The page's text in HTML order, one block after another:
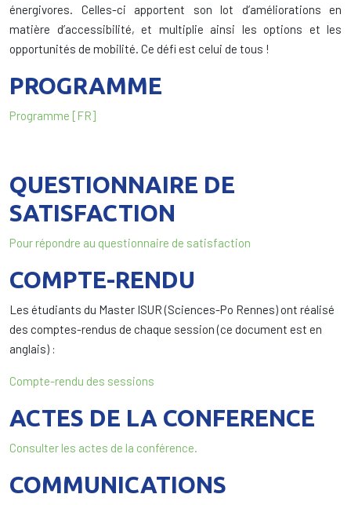
énergivores. Celles-ci apportent son lot d’améliorations en
matière d’accessibilité, et multiplie ainsi les options et les
opportunités de mobilité. Ce défi est celui de tous !
PROGRAMME
Programme [FR]
QUESTIONNAIRE DE
SATISFACTION
Pour répondre au questionnaire de satisfaction
COMPTE-RENDU
Les étudiants du Master ISUR (Sciences-Po Rennes) ont réalisé
des comptes-rendus de chaque session (ce document est en
anglais) :
Compte-rendu des sessions
ACTES DE LA CONFERENCE
Consulter les actes de la conférence.
COMMUNICATIONS